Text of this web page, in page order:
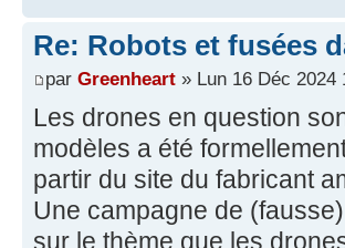
Re: Robots et fusées
par Greenheart » Lun 16 Déc 2024
Les drones en question
modèles a été
partir du site du fabricant
Une campagne de
sur le thème que les